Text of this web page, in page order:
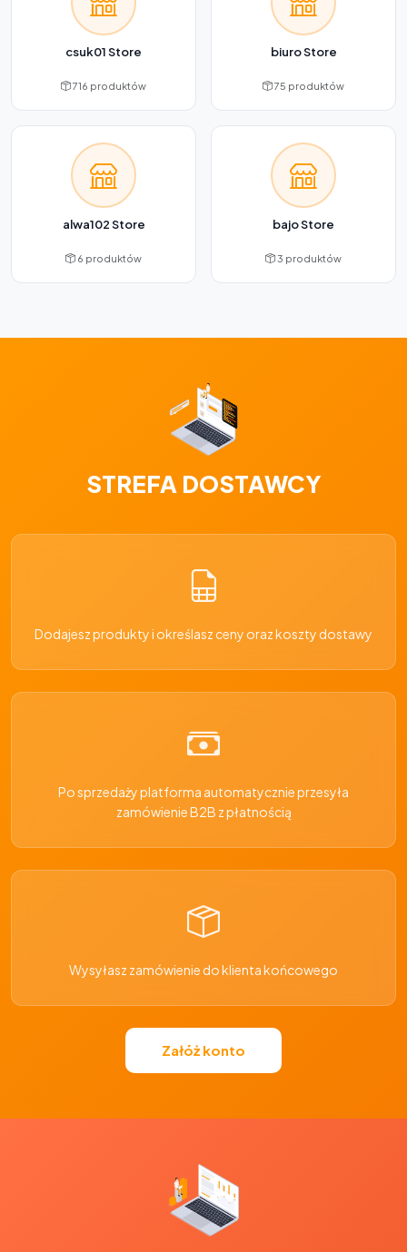
csuk01 Store
716 produktów
biuro Store
75 produktów
alwa102 Store
6 produktów
bajo Store
3 produktów
STREFA DOSTAWCY
Dodajesz produkty i określasz ceny oraz koszty dostawy
Po sprzedaży platforma automatycznie przesyła
zamówienie B2B z płatnością
Wysyłasz zamówienie do klienta końcowego
Załóż konto